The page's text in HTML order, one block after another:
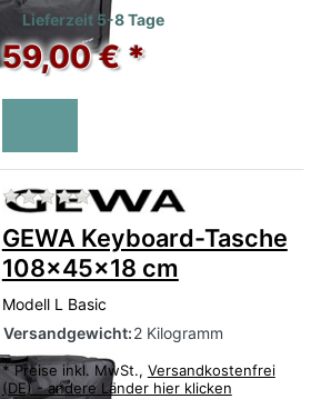
Lieferzeit 5-8 Tage
59,00 € *
Zu diesem Produkt liegen
GEWA Keyboard-Tasche
108x45x18 cm
Modell L Basic
Versandgewicht:2 Kilogramm
* Preise inkl. MwSt., Versandkostenfrei
(DE) - andere Länder hier klicken